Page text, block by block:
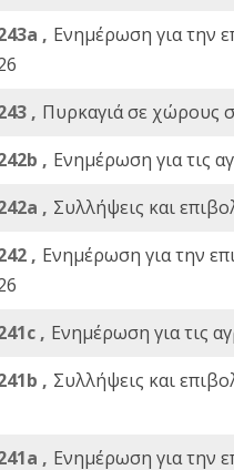
, Ενημέρωση για την
, Πυρκαγιά σε χώρους
, Ενημέρωση για τις
, Συλλήψεις και
, Ενημέρωση για την
, Ενημέρωση για τις
, Συλλήψεις και
, Ενημέρωση για την